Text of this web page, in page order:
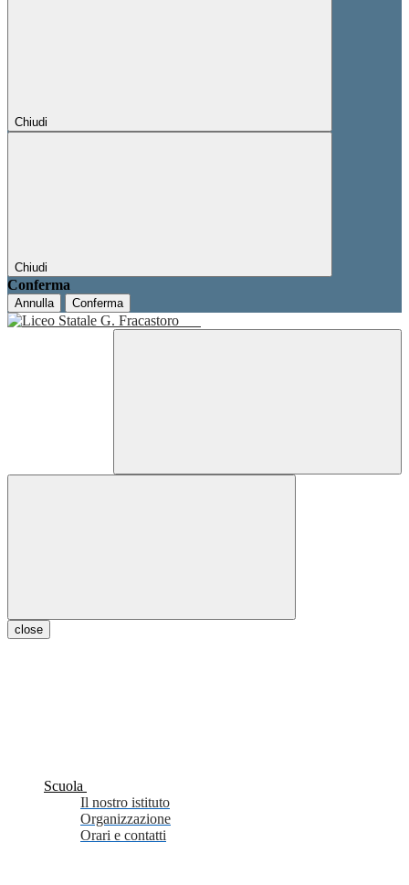
Chiudi
Chiudi
Conferma
Annulla Conferma
close
Scuola
Il nostro istituto
Organizzazione
Orari e contatti